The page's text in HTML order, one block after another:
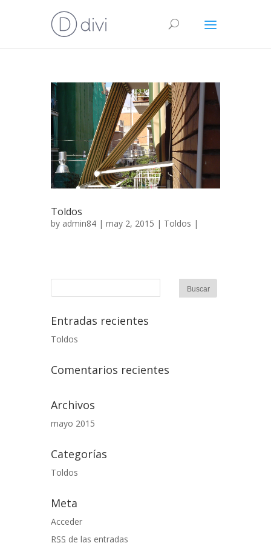
Toldos
by admin84 | may 2, 2015 | Toldos |
Entradas recientes
Toldos
Comentarios recientes
Archivos
mayo 2015
Categorías
Toldos
Meta
Acceder
RSS de las entradas